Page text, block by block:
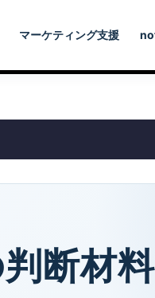
マーケティング支援
断材料